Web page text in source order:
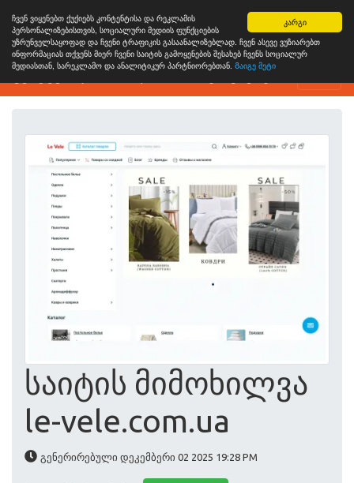
კარგი
ჩვენ ვიყენებთ ქუქიებს კონტენტისა და რეკლამის
პერსონალიზებისთვის, სოციალური მედიის ფუნქციების
უზრუნველსაყოფად და ჩვენი ტრაფიკის გასაანალიზებლად. ჩვენ ასევე ვუზიარებთ
ინფორმაციას თქვენს მიერ ჩვენი საიტის გამოყენების შესახებ ჩვენს სოციალურ
მედიასთან, სარეკლამო და ანალიტიკურ პარტნიორებთან. Გაიგე მეტი
ვებგვერდის ანალიზის ინსტრუმენტი
საიტის მიმოხილვა
le-vele.com.ua
გენერირებული დეკემბერი 02 2025 19:28 PM